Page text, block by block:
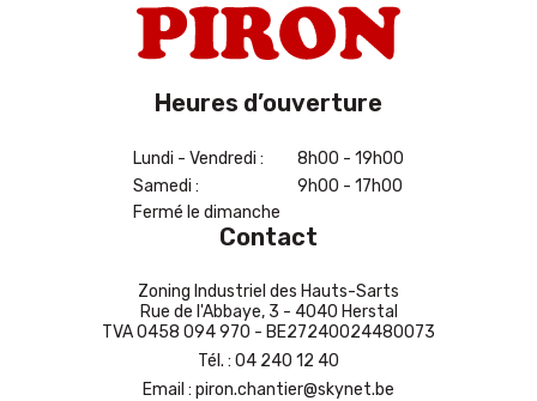
Heures d’ouverture
Lundi - Vendredi :
8h00 - 19h00
Samedi :
9h00 - 17h00
Fermé le dimanche
Contact
Zoning Industriel des Hauts-Sarts
Rue de l'Abbaye, 3 - 4040 Herstal
TVA 0458 094 970 - BE27240024480073
Tél. : 04 240 12 40
Email : piron.chantier@skynet.be